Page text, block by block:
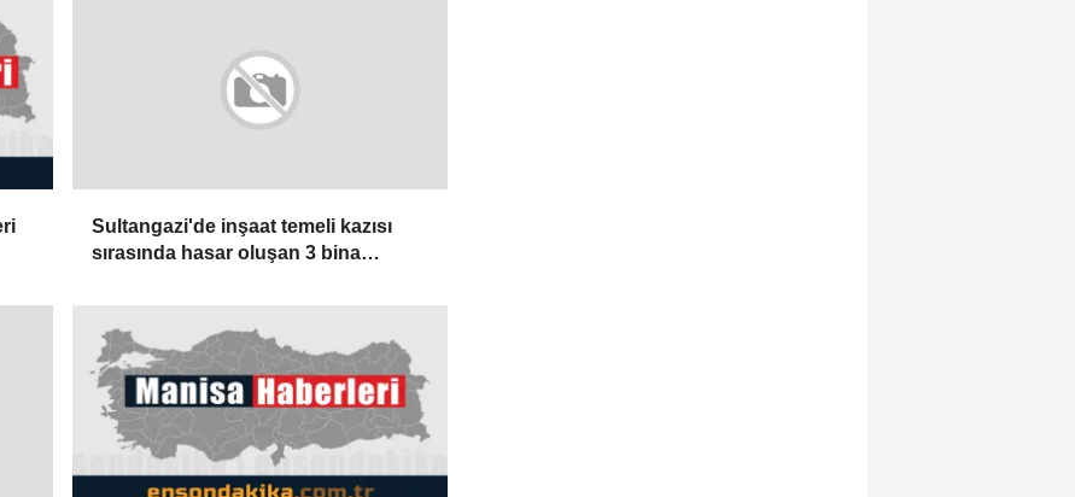
Sultangazi'de inşaat temeli kazısı
sırasında hasar oluşan 3 bina